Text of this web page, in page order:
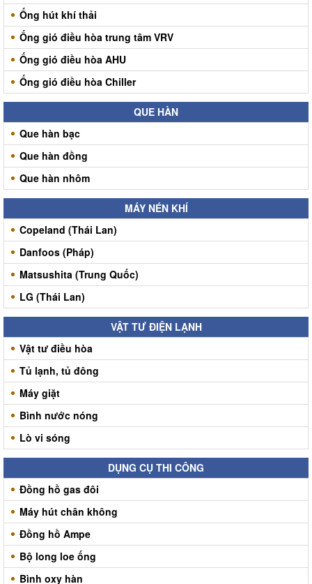
Ống hút khí thải
Ống gió điều hòa trung tâm VRV
Ống gió điều hòa AHU
Ống gió điều hòa Chiller
QUE HÀN
Que hàn bạc
Que hàn đồng
Que hàn nhôm
MÁY NÉN KHÍ
Copeland (Thái Lan)
Danfoos (Pháp)
Matsushita (Trung Quốc)
LG (Thái Lan)
VẬT TƯ ĐIỆN LẠNH
Vật tư điều hòa
Tủ lạnh, tủ đông
Máy giặt
Bình nước nóng
Lò vi sóng
DỤNG CỤ THI CÔNG
Đồng hồ gas đôi
Máy hút chân không
Đồng hồ Ampe
Bộ long loe ống
Bình oxy hàn